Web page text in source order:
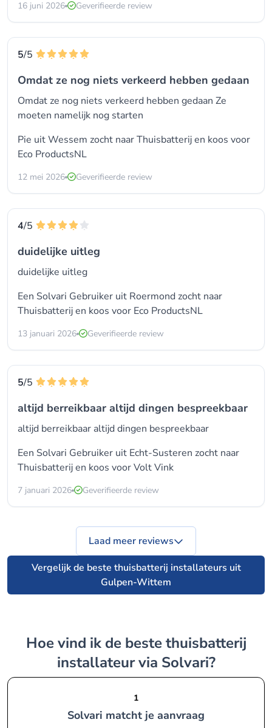
16 juni 2026 Geverifieerde review
5/5
Omdat ze nog niets verkeerd hebben gedaan
Omdat ze nog niets verkeerd hebben gedaan Ze
moeten namelijk nog starten
Pie uit Wessem zocht naar Thuisbatterij en koos voor
Eco ProductsNL
12 mei 2026 Geverifieerde review
4/5
duidelijke uitleg
duidelijke uitleg
Een Solvari Gebruiker uit Roermond zocht naar
Thuisbatterij en koos voor Eco ProductsNL
13 januari 2026 Geverifieerde review
5/5
altijd berreikbaar altijd dingen bespreekbaar
altijd berreikbaar altijd dingen bespreekbaar
Een Solvari Gebruiker uit Echt-Susteren zocht naar
Thuisbatterij en koos voorVolt Vink
7 januari 2026 Geverifieerde review
Vergelijk de beste thuisbatterij installateurs uit
Gulpen-Wittem
Laad meer reviews
Hoe vind ik de beste thuisbatterij
installateur via Solvari?
1
Solvari matcht je aanvraag